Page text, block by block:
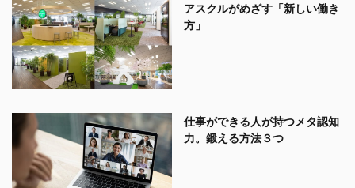
アスクルがめざす「新しい働き
方」
仕事ができる人が持つメタ認知
力。鍛える方法３つ